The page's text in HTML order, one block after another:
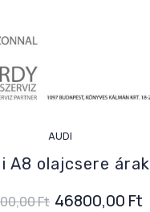
AUDI
A8 olajcsere árak
Ft 46800,00 Ft